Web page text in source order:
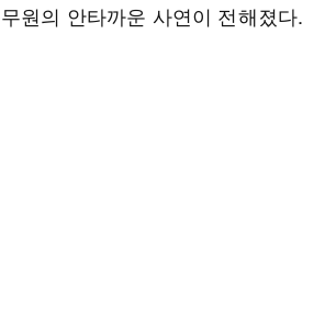
원의 안타까운 사연이 전해졌다.